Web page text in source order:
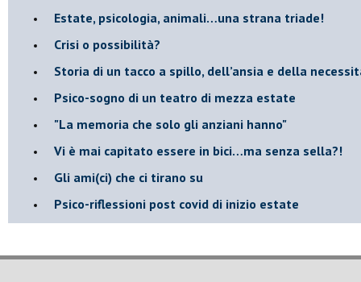
​Estate, psicologia, animali…una strana triade!
​Crisi o possibilità?
​Storia di un tacco a spillo, dell’ansia e della
​Psico-sogno di un teatro di mezza estate
"La memoria che solo gli anziani hanno"
​Vi è mai capitato essere in bici…ma senza sella?!
​Gli ami(ci) che ci tirano su
Psico-riflessioni post covid di inizio estate